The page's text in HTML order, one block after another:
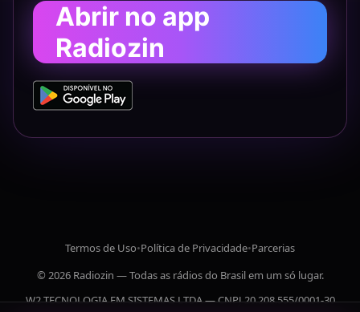
Abrir no app
Radiozin
Termos de Uso•Política de Privacidade•Parcerias
© 2026 Radiozin — Todas as rádios do Brasil em um só lugar.
W2 TECNOLOGIA EM SISTEMAS LTDA — CNPJ 20.208.555/0001-30